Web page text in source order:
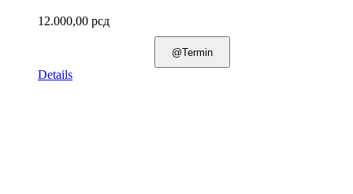
12.000,00 рсд
@Termin
Details